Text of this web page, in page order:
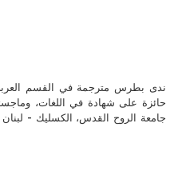
ندى بطرس مترجمة في القسم
حائزة على شهادة في اللغات،
جامعة الروح القدس، الكسليك -